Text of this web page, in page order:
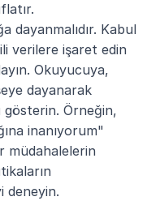
dayanmalıdır. Kabul
verilere işaret edin
Okuyucuya,
dayanarak
Örneğin,
inanıyorum"
müdahalelerin
deneyin.